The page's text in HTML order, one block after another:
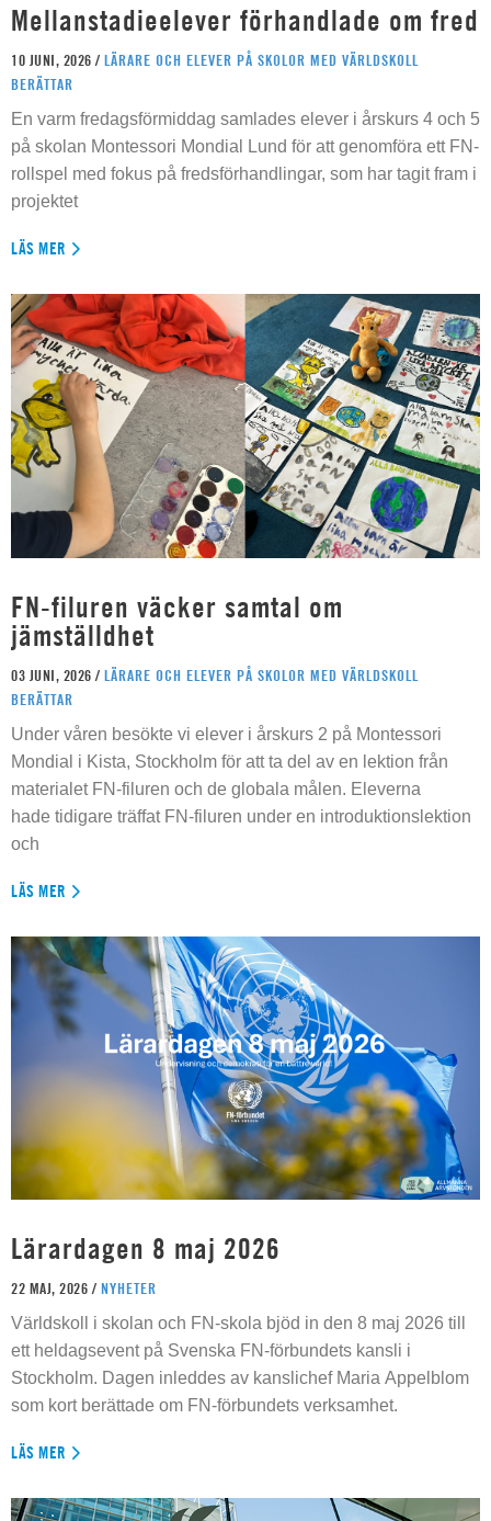
Mellanstadieelever förhandlade om fred
10 JUNI, 2026 / LÄRARE OCH ELEVER PÅ SKOLOR MED VÄRLDSKOLL
BERÄTTAR
En varm fredagsförmiddag samlades elever i årskurs 4 och 5
på skolan Montessori Mondial Lund för att genomföra ett FN-
rollspel med fokus på fredsförhandlingar, som har tagit fram i
projektet
LÄS MER
FN-filuren väcker samtal om
jämställdhet
03 JUNI, 2026 / LÄRARE OCH ELEVER PÅ SKOLOR MED VÄRLDSKOLL
BERÄTTAR
Under våren besökte vi elever i årskurs 2 på Montessori
Mondial i Kista, Stockholm för att ta del av en lektion från
materialet FN-filuren och de globala målen. Eleverna
hade tidigare träffat FN-filuren under en introduktionslektion
och
LÄS MER
Lärardagen 8 maj 2026
22 MAJ, 2026 / NYHETER
Världskoll i skolan och FN-skola bjöd in den 8 maj 2026 till
ett heldagsevent på Svenska FN-förbundets kansli i
Stockholm. Dagen inleddes av kanslichef Maria Appelblom
som kort berättade om FN-förbundets verksamhet.
LÄS MER